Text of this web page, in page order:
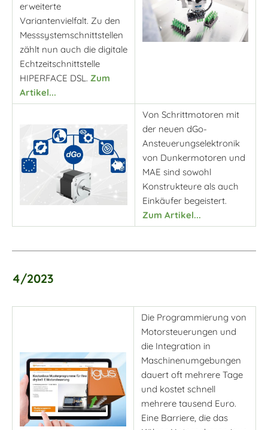
erweiterte
Variantenvielfalt. Zu den
Messsystemschnittstellen
zählt nun auch die digitale
Echtzeitschnittstelle
HIPERFACE DSL. Zum
Artikel...
Von Schrittmotoren mit
der neuen dGo-
Ansteuerungselektronik
von Dunkermotoren und
MAE sind sowohl
Konstrukteure als auch
Einkäufer begeistert.
Zum Artikel...
4/2023
Die Programmierung von
Motorsteuerungen und
die Integration in
Maschinenumgebungen
dauert oft mehrere Tage
und kostet schnell
mehrere tausend Euro.
Eine Barriere, die das